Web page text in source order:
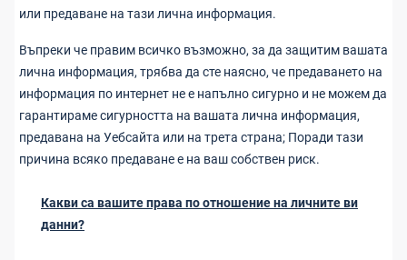
или предаване на тази лична информация.
Въпреки че правим всичко възможно, за да защитим вашата
лична информация, трябва да сте наясно, че предаването на
информация по интернет не е напълно сигурно и не можем да
гарантираме сигурността на вашата лична информация,
предавана на Уебсайта или на трета страна; Поради тази
причина всяко предаване е на ваш собствен риск.
Какви са вашите права по отношение на личните ви
данни?